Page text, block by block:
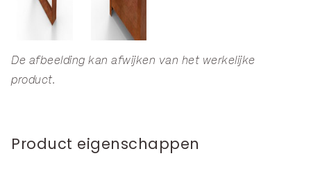
De afbeelding kan afwijken van het werkelijke
product.
Product eigenschappen